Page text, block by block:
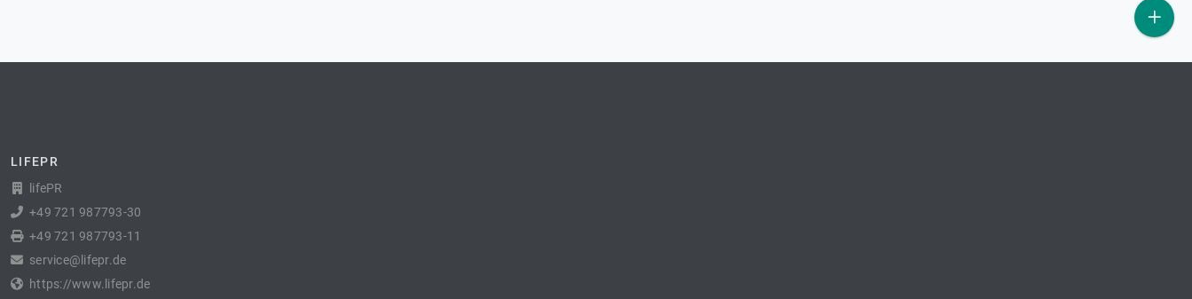
LIFEPR
lifePR
+49 721 987793-30
+49 721 987793-11
service@lifepr.de
https://www.lifepr.de